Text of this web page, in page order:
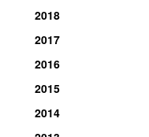
2018
2017
2016
2015
2014